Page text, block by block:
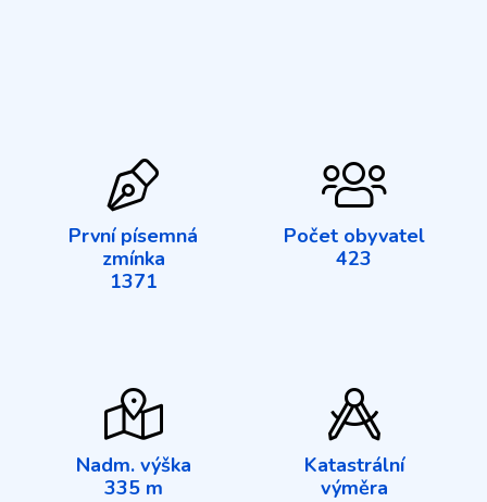
První písemná
zmínka
1371
Počet obyvatel
423
Nadm. výška
335 m
Katastrální
výměra